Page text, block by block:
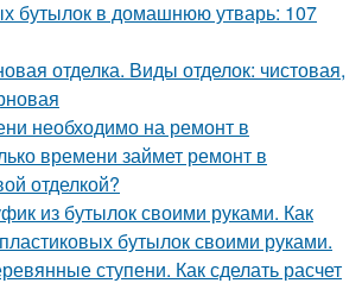
бутылок в домашнюю утварь: 107
отделка. Виды отделок: чистовая,
необходимо на ремонт в
времени займет ремонт в
отделкой?
из бутылок своими руками. Как
бутылок своими руками.
ступени. Как сделать расчет